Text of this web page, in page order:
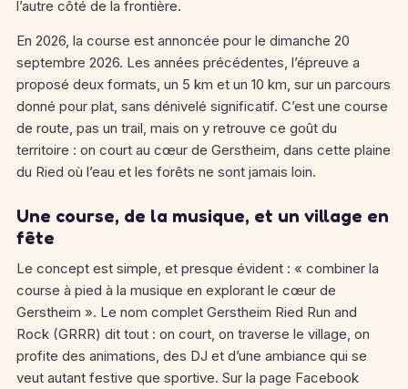
l’autre côté de la frontière.
En 2026, la course est annoncée pour le dimanche 20
septembre 2026. Les années précédentes, l’épreuve a
proposé deux formats, un 5 km et un 10 km, sur un parcours
donné pour plat, sans dénivelé significatif. C’est une course
de route, pas un trail, mais on y retrouve ce goût du
territoire : on court au cœur de Gerstheim, dans cette plaine
du Ried où l’eau et les forêts ne sont jamais loin.
Une course, de la musique, et un village en
fête
Le concept est simple, et presque évident : « combiner la
course à pied à la musique en explorant le cœur de
Gerstheim ». Le nom complet Gerstheim Ried Run and
Rock (GRRR) dit tout : on court, on traverse le village, on
profite des animations, des DJ et d’une ambiance qui se
veut autant festive que sportive. Sur la page Facebook